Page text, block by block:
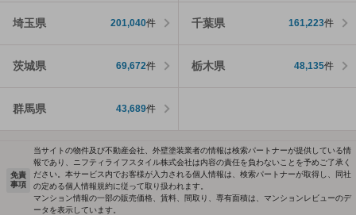
埼玉県 201,040件 千葉県 161,223件
茨城県 69,672件 栃木県 48,135件
群馬県 43,689件
免責
事項
当サイトの物件及び不動産会社、外壁塗装業者の情報は検索パートナーが提供している情
報であり、ニフティライフスタイル株式会社は内容の責任を負わないことを予めご了承く
ださい。本サービス内でお客様が入力される個人情報は、検索パートナーが取得し、同社
の定める個人情報規約に従って取り扱われます。
マンション情報の一部の販売価格、賃料、間取り、専有面積は、マンションレビューのデ
ータを表示しています。